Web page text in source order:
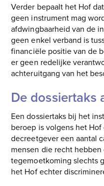
Verder bepaalt het Hof
geen instrument mag
afdwingbaarheid van de
geen enkel verband is
financiële positie van de
er geen redelijke
achteruitgang van het
De dossiertaks
Een dossiertaks bij het
beroep is volgens het
decreetgever een aantal
mensen die recht
tegemoetkoming slechts
het Hof echter